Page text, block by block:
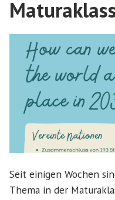
Seit einigen Wochen
Thema in der